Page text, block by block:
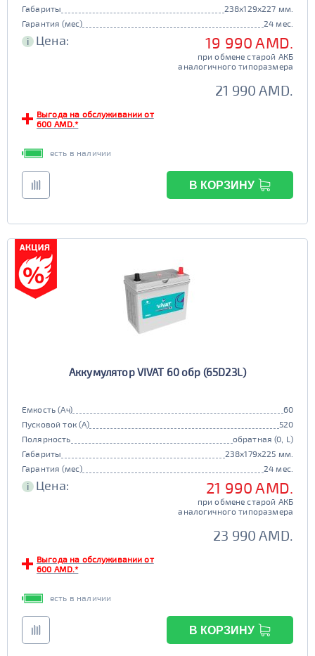
Габариты
238x129x227 мм.
Гарантия (мес)
24 мес.
i Цена: 19 990 AMD.
при обмене старой АКБ
аналогичного типоразмера
21 990 AMD.
Выгода на обслуживании от
600 AMD.*
есть в наличии
В КОРЗИНУ
Аккумулятор VIVAT 60 обр (65D23L)
Емкость (Ач)
60
Пусковой ток (А)
520
Полярность
обратная (0, L)
Габариты
238x179x225 мм.
Гарантия (мес)
24 мес.
i Цена: 21 990 AMD.
при обмене старой АКБ
аналогичного типоразмера
23 990 AMD.
Выгода на обслуживании от
600 AMD.*
есть в наличии
В КОРЗИНУ